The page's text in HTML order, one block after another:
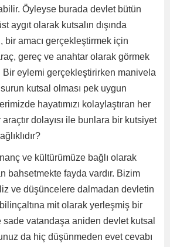
Öyleyse burada devlet bütün
aygıt olarak kutsalın dışında
bir amacı gerçekleştirmek için
gereç ve anahtar olarak görmek
Bir eylemi gerçekleştirirken manivela
kutsal olması pek uygun
hayatımızı kolaylaştıran her
dolayısı ile bunlara bir kutsiyet
ve kültürümüze bağlı olarak
bahsetmekte fayda vardır. Bizim
ve düşüncelere dalmadan devletin
mit olarak yerleşmiş bir
sade vatandaşa aniden devlet kutsal
da hiç düşünmeden evet cevabı